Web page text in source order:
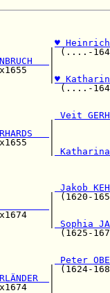
♥ Heinrich
....)x1655
♥
Veit
Jakob
|
Sophia
Peter
(1651-